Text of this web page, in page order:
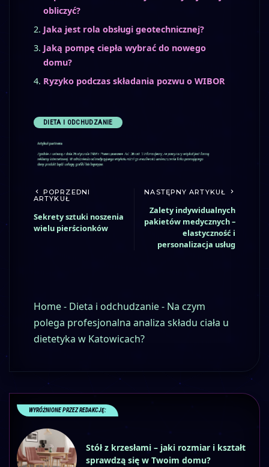
obliczyć?
Jaka jest rola obsługi geotechnicznej?
Jaką pompę ciepła wybrać do nowego
domu?
Ryzyko podczas składania pozwu o WIBOR
DIETA I ODCHUDZANIE
POPRZEDNI
ARTYKUŁ
Sekrety sztuki noszenia
wielu pierścionków
NASTĘPNY ARTYKUŁ
Zalety indywidualnych
pakietów medycznych –
elastyczność i
personalizacja usług
Home- Dieta i odchudzanie- Na czym
polega profesjonalna analiza składu ciała u
dietetyka w Katowicach?
WYRÓŻNIONE PRZEZ REDAKCJĘ:
Stół z krzesłami – jaki rozmiar i kształt
sprawdzą się w Twoim domu?